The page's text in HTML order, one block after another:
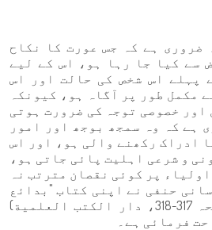
ضروری ہے کہ جس عورت کا نکاح
سے کیا جا رہا ہو، اس کے لیے
پہلے اس شخص کی حالت اور اس
مکمل طور پر آگاہ ہو، کیونکہ
اور خصوصی توجہ کی ضرورت ہوتی
ہے کہ وہ سمجھ بوجھ اور امور
ادراک رکھنے والی ہو، اور اس
و شرعی اہلیت پائی جاتی ہو،
پر کوئی نقصان مترتب نہ
حنفی نے اپنی کتاب "بدائع
الصنائع" (جلد 2، صفحہ 317-318، دار الكتب العلمية)
فرمائی ہے۔